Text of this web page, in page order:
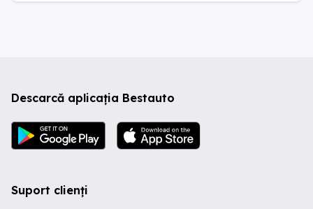
Descarcă aplicația Bestauto
Suport clienți